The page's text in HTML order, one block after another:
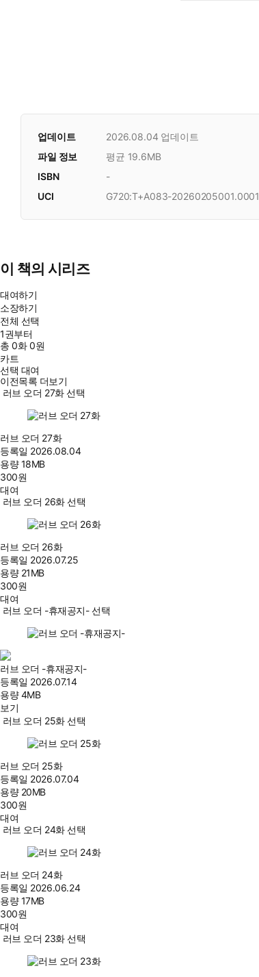
업데이트 2026.08.04 업데이트
파일 정보
평균 19.6MB
ISBN
-
UCI
G720:T+A083-20260205001.0001
이 책의 시리즈
대여하기
소장하기
전체 선택
1권부터
총0화0원
카트
선택 대여
이전목록 더보기
러브 오더 27화 선택
러브 오더 27화
등록일 2026.08.04
용량18MB
300원
대여
러브 오더 26화 선택
러브 오더 26화
등록일 2026.07.25
용량 21MB
300원
대여
러브 오더 -휴재공지- 선택
러브 오더 -휴재공지-
등록일 2026.07.14
용량4MB
보기
러브 오더 25화 선택
러브 오더 25화
등록일 2026.07.04
용량 20MB
300원
대여
러브 오더 24화 선택
러브 오더 24화
등록일 2026.06.24
용량17MB
300원
대여
러브 오더 23화 선택